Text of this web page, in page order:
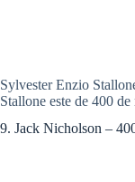
Sylvester Enzio
Stallone este de 400
9. Jack Nicholson –